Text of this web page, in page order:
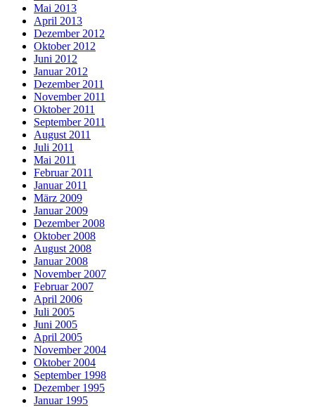
Mai 2013
April 2013
Dezember 2012
Oktober 2012
Juni 2012
Januar 2012
Dezember 2011
November 2011
Oktober 2011
September 2011
August 2011
Juli 2011
Mai 2011
Februar 2011
Januar 2011
März 2009
Januar 2009
Dezember 2008
Oktober 2008
August 2008
Januar 2008
November 2007
Februar 2007
April 2006
Juli 2005
Juni 2005
April 2005
November 2004
Oktober 2004
September 1998
Dezember 1995
Januar 1995